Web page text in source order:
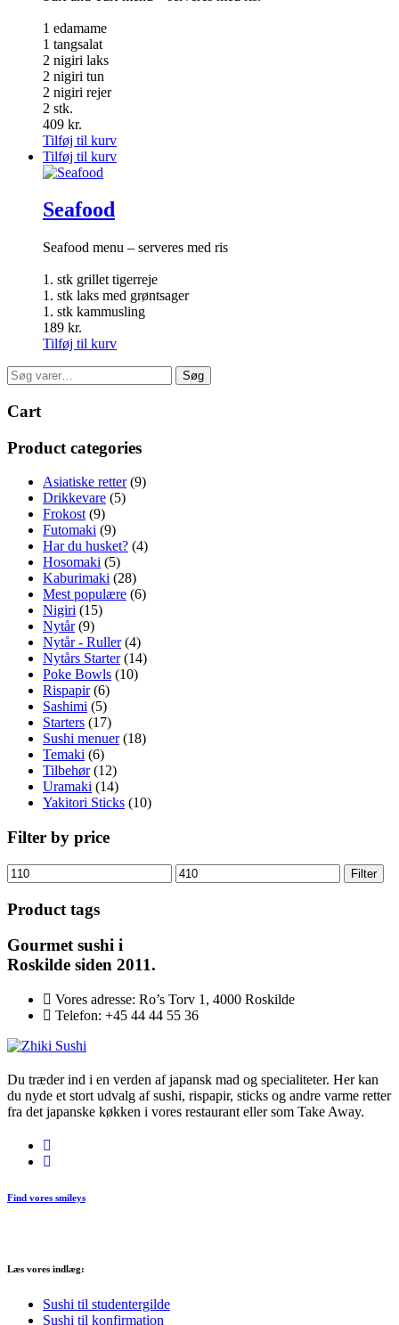
1 edamame
1 tangsalat
2 nigiri laks
2 nigiri tun
2 nigiri rejer
2 stk.
409 kr.
Tilføj til kurv
Tilføj til kurv
Seafood
Seafood menu – serveres med ris
1. stk grillet tigerreje
1. stk laks med grøntsager
1. stk kammusling
189 kr.
Tilføj til kurv
Søg
efter:
Søg
Cart
Product categories
Asiatiske retter (9)
Drikkevare (5)
Frokost (9)
Futomaki (9)
Har du husket? (4)
Hosomaki (5)
Kaburimaki (28)
Mest populære (6)
Nigiri (15)
Nytår (9)
Nytår - Ruller (4)
Nytårs Starter (14)
Poke Bowls (10)
Rispapir (6)
Sashimi (5)
Starters (17)
Sushi menuer (18)
Temaki (6)
Tilbehør (12)
Uramaki (14)
Yakitori Sticks (10)
Filter by price
Mindste
pris
Højeste
pris
Filter
Product tags
Gourmetsushi i
Roskilde siden 2011.
Vores adresse: Ro’s Torv 1, 4000 Roskilde
Telefon: +45 44 44 55 36
Du træder ind i en verden af japansk mad og specialiteter. Her kan
du nyde et stort udvalg af sushi, rispapir, sticks og andre varme retter
fra det japanske køkken i vores restaurant eller som Take Away.
Find vores smileys
Læs vores indlæg:
Sushi til studentergilde
Sushi til konfirmation